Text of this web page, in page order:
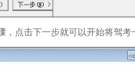
点击下一步就可以开始将驾考